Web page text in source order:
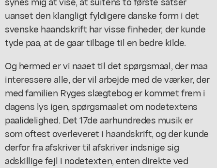
uanset den klangligt fyldigere danske form i det
svenske haandskrift har visse finheder, der kunde
tyde paa, at de gaar tilbage til en bedre kilde.
Og hermed er vi naaet til det spørgsmaal, der maa
interessere alle, der vil arbejde med de værker, der
med familien Ryges slægtebog er kommet frem i
dagens lys igen, spørgsmaalet om nodetextens
paalidelighed. Det 17de aarhundredes musik er
som oftest overleveret i haandskrift, og der kunde
derfor fra afskriver til afskriver indsnige sig
adskillige fejl i nodetexten, enten direkte ved